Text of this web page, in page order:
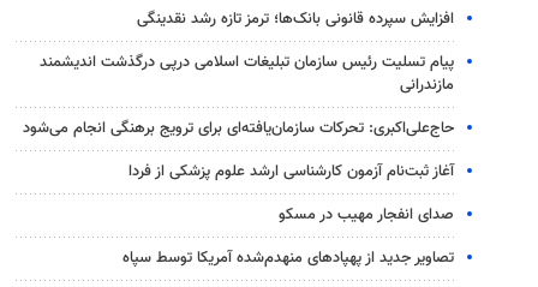
افزایش سپرده قانونی بانک‌ها؛ ترمز تازه رشد نقدینگی
پیام تسلیت رئیس سازمان تبلیغات اسلامی درپی درگذشت اندیشمند
مازندرانی
حاج‌علی‌اکبری: تحرکات سازمان‌یافته‌ای برای ترویج برهنگی انجام می‌شود
آغاز ثبت‌نام‌ آزمون کارشناسی ارشد علوم پزشکی از فردا
صدای انفجار مهیب در مسکو
تصاویر جدید از پهپادهای منهدم‌شده آمریکا توسط سپاه